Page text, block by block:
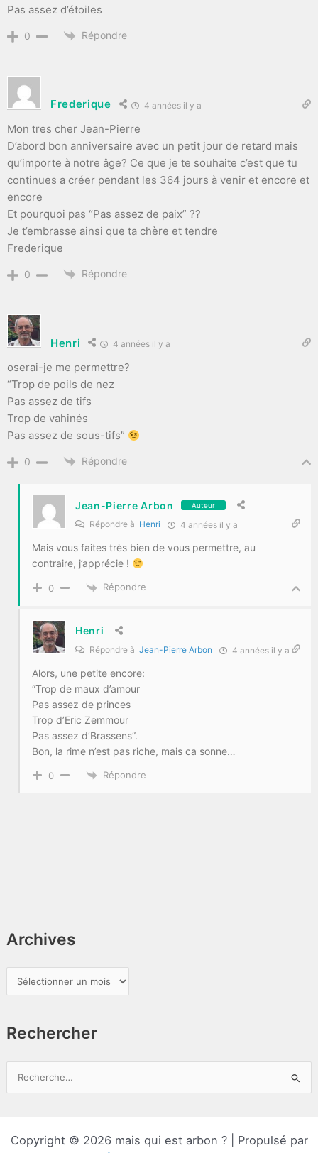
Archives
r
h
Rechercher
Pas assez d’étoiles
0 Répondre
Frederique 4 années il y a
Mon tres cher Jean-Pierre
D’abord bon anniversaire avec un petit jour de retard mais
qu’importe à notre âge? Ce que je te souhaite c’est que tu
continues a créer pendant les 364 jours à venir et encore et
encore
Et pourquoi pas “Pas assez de paix” ??
Je t’embrasse ainsi que ta chère et tendre
Frederique
0 Répondre
Henri 4 années il y a
oserai-je me permettre?
“Trop de poils de nez
Pas assez de tifs
Trop de vahinés
Pas assez de sous-tifs”
0 Répondre
Jean-Pierre Arbon Auteur
Répondre à Henri 4 années il y a
Mais vous faites très bien de vous permettre, au
contraire, j’apprécie !
0 Répondre
Henri
Répondre à Jean-Pierre Arbon 4 années il y a
Alors, une petite encore:
“Trop de maux d’amour
Pas assez de princes
Trop d’Eric Zemmour
Pas assez d’Brassens”.
Bon, la rime n’est pas riche, mais ca sonne…
0 Répondre
Copyright © 2026 mais qui est arbon ? | Propulsé par